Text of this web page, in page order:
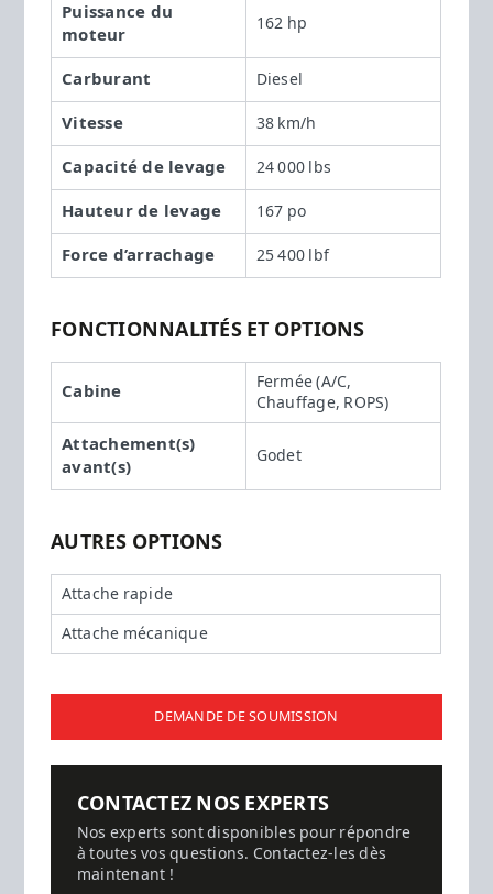
Puissance du
moteur
162 hp
Carburant Diesel
Vitesse 38 km/h
Capacité de levage 24 000 lbs
Hauteur de levage 167 po
Force d’arrachage 25 400 lbf
FONCTIONNALITÉS ET OPTIONS
Cabine
Fermée (A/C,
Chauffage, ROPS)
Attachement(s)
avant(s)
Godet
AUTRES OPTIONS
Attache rapide
Attache mécanique
DEMANDE DE SOUMISSION
CONTACTEZ NOS EXPERTS
Nos experts sont disponibles pour répondre
à toutes vos questions. Contactez-les dès
maintenant !